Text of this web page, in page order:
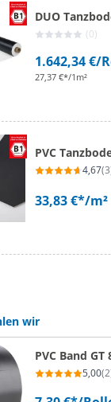
DUO
(0)
1.642,34 €/
27,37 €*/1m²
PVC
4,67
33,83 €*/m²
wir
PVC Band GT
5,00